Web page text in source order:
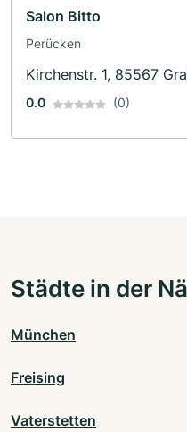
Salon Bitto
Perücken
Kirchenstr. 1, 85567
0.0 (0)
Städte in der
München
Freising
Vaterstetten